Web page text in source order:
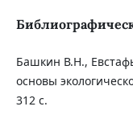
Башкин В.Н.,
основы
312 с.